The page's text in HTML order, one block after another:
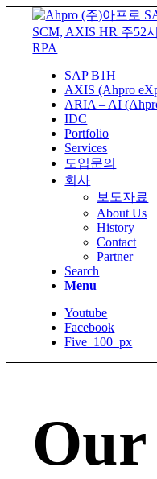
SAP B1H
AXIS (Ahpro
ARIA – AI
IDC
Portfolio
Services
도입문의
회사
보도자료
About Us
History
Contact
Partner
Search
Menu
Youtube
Facebook
Five_100_px
Our